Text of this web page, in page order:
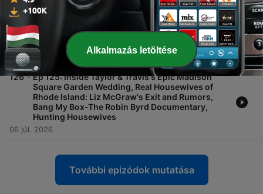
Ep: 126 Justin Baldoni, Shipwrecked: Nightmare
at Sea, Karen Read, The Real Housewives of the
OC, and Bravo News!
14 júl. 2026
126 - Ep 125: Inside Taylor & Travis's Epic Madison
Square Garden Wedding, Real Housewives of
Rhode Island: Liz McGraw's Exit and Rumors,
Bang My Box-The Robin Byrd Documentary,
Hunting Housewives
06 júl. 2026
További epizódok mutatása
Alkalmazás letöltése